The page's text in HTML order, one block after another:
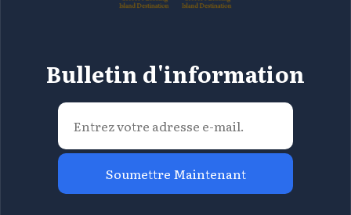
Bulletin d'information
Soumettre Maintenant